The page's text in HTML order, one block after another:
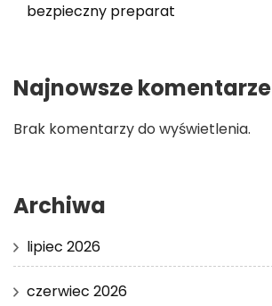
bezpieczny preparat
Najnowsze komentarze
Brak komentarzy do wyświetlenia.
Archiwa
lipiec 2026
czerwiec 2026